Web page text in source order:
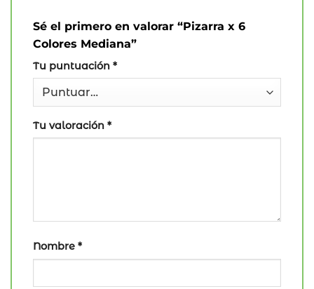
Sé el primero en valorar “Pizarra x 6
Colores Mediana”
Tu puntuación *
Tu valoración *
Nombre *